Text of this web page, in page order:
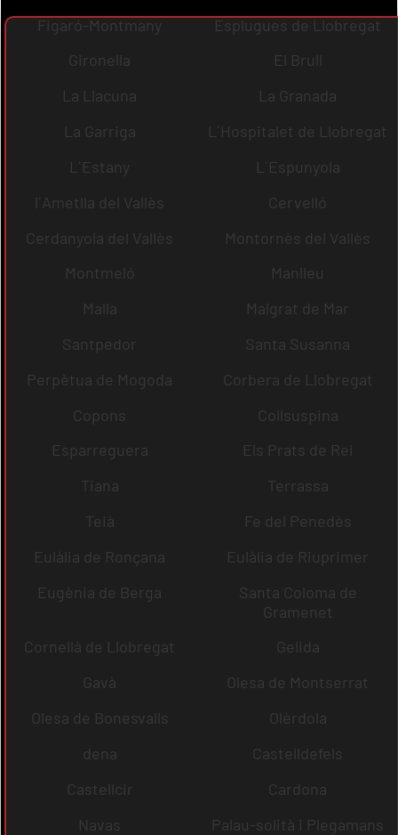
Figaró-Montmany
Esplugues de Llobregat
Gironella
El Brull
La Llacuna
La Granada
La Garriga
L´Hospitalet de Llobregat
L´Estany
L´Espunyola
l´Ametlla del Vallès
Cervelló
Cerdanyola del Vallès
Montornès del Vallès
Montmeló
Manlleu
Malla
Malgrat de Mar
Santpedor
Santa Susanna
Perpètua de Mogoda
Corbera de Llobregat
Copons
Collsuspina
Esparreguera
Els Prats de Rei
Tiana
Terrassa
Teià
Fe del Penedès
Eulàlia de Ronçana
Eulàlia de Riuprimer
Eugènia de Berga
Santa Coloma de
Gramenet
Cornellà de Llobregat
Gelida
Gavà
Olesa de Montserrat
Olesa de Bonesvalls
Olèrdola
dena
Castelldefels
Castellcir
Cardona
Navas
Palau-solità i Plegamans